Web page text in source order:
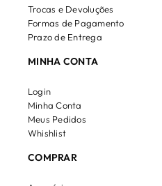
Trocas e Devoluções
Formas de Pagamento
Prazo de Entrega
MINHA CONTA
Login
Minha Conta
Meus Pedidos
Whishlist
COMPRAR